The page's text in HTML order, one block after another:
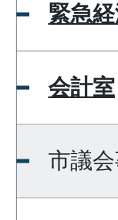
緊急
会計室
市議